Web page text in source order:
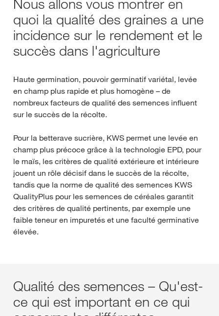
Nous allons vous montrer en
quoi la qualité des graines a une
incidence sur le rendement et le
succès dans l'agriculture
Haute germination, pouvoir germinatif variétal, levée
en champ plus rapide et plus homogène – de
nombreux facteurs de qualité des semences influent
sur le succès de la récolte.
Pour la betterave sucrière, KWS permet une levée en
champ plus précoce grâce à la technologie EPD, pour
le maïs, les critères de qualité extérieure et intérieure
jouent un rôle décisif dans le succès de la récolte,
tandis que la norme de qualité des semences KWS
QualityPlus pour les semences de céréales garantit
des critères de qualité pertinents, par exemple une
faible teneur en impuretés et une faculté germinative
élevée.
Qualité des semences – Qu'est-
ce qui est important en ce qui